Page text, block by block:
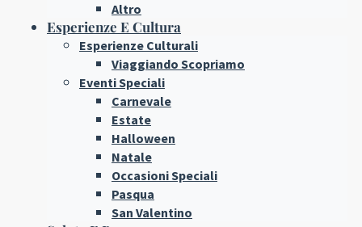
Altro
Esperienze E Cultura
Esperienze Culturali
Viaggiando Scopriamo
Eventi Speciali
Carnevale
Estate
Halloween
Natale
Occasioni Speciali
Pasqua
San Valentino